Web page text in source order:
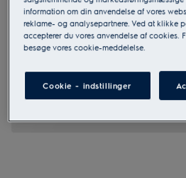
MCFE18ST
OdourClean
0 (0)
information om din anvendelse af vores
reklame- og analysepartnere. Ved at klikke
accepterer du vores anvendelse af cookies.
besøge vores cookie-meddelelse.
Cookie - indstillinger